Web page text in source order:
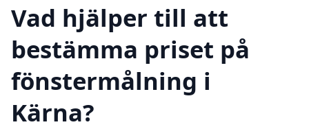
Vad hjälper till att
bestämma priset på
fönstermålning i
Kärna?